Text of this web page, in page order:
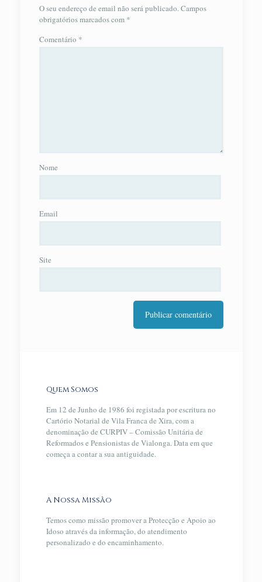
O seu endereço de email não será publicado.Campos
obrigatórios marcados com *
Comentário *
Nome
Email
Site
Quem Somos
Em 12 de Junho de 1986 foi registada por escritura no
Cartório Notarial de Vila Franca de Xira, com a
denominação de CURPIV – Comissão Unitária de
Reformados e Pensionistas de Vialonga. Data em que
começa a contar a sua antiguidade.
A Nossa Missão
Temos como missão promover a Protecção e Apoio ao
Idoso através da informação, do atendimento
personalizado e do encaminhamento.